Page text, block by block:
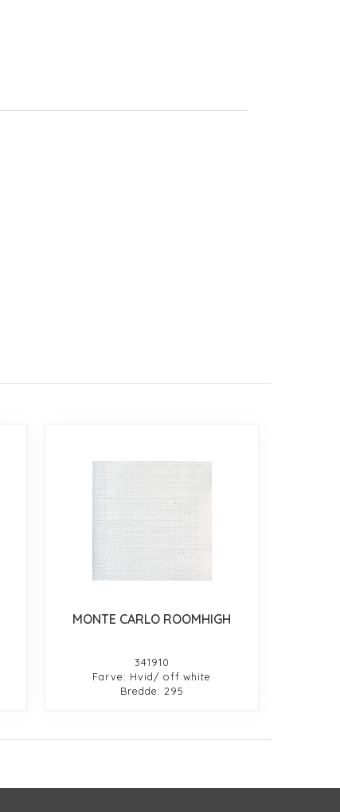
MONTE CARLO ROOMHIGH
341910
Farve: Hvid/ off white
Bredde: 295